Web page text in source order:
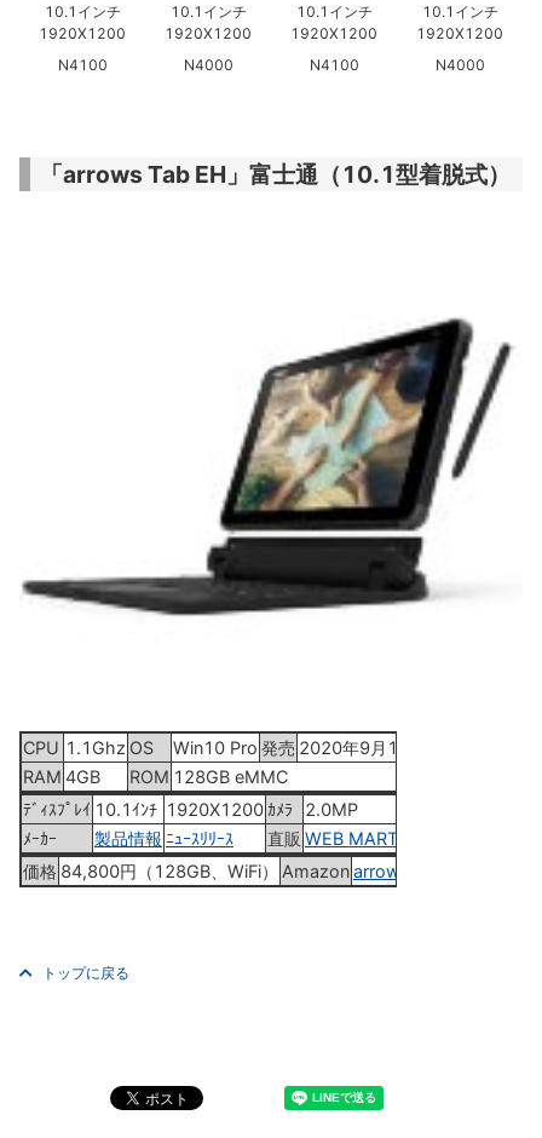
10.1インチ
1920X1200
N4100
10.1インチ
1920X1200
N4000
10.1インチ
1920X1200
N4100
10.1インチ
1920X1200
N4000
「arrows Tab EH」富士通（10.1型着脱式）
CPU 1.1Ghz OS Win10 Pro 発売 2020年9月10日
RAM 4GB ROM 128GB eMMC
ﾃﾞｨｽﾌﾟﾚｲ 10.1ｲﾝﾁ 1920X1200 ｶﾒﾗ
2.0MP
ﾒｰｶｰ
製品情報 ﾆｭｰｽﾘﾘｰｽ 直販 WEB MART
価格 84,800円（128GB、WiFi） Amazonarrows Tab EH
トップに戻る